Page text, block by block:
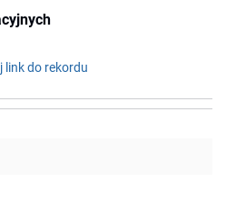
link do rekordu